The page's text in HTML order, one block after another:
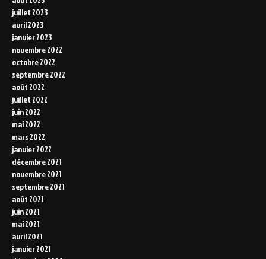
juillet 2023
avril 2023
janvier 2023
novembre 2022
octobre 2022
septembre 2022
août 2022
juillet 2022
juin 2022
mai 2022
mars 2022
janvier 2022
décembre 2021
novembre 2021
septembre 2021
août 2021
juin 2021
mai 2021
avril 2021
janvier 2021